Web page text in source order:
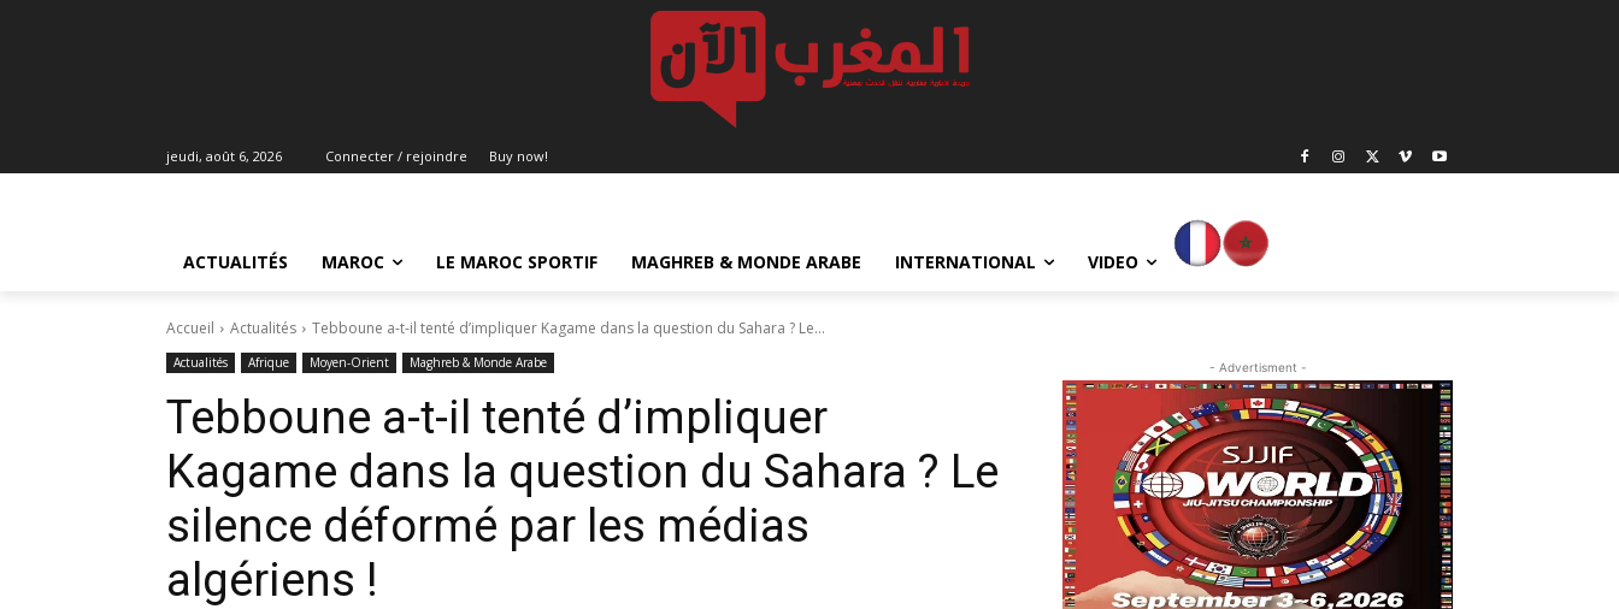
jeudi, août 6, 2026 Connecter / rejoindre Buy now!
ACTUALITÉS MAROC LE MAROC SPORTIF MAGHREB & MONDE ARABE INTERNATIONAL VIDEO
Accueil Actualités Tebboune a-t-il tenté d’impliquer Kagame dans la question du Sahara ? Le...
Actualités Afrique Moyen-Orient Maghreb & Monde Arabe
Tebboune a-t-il tenté d’impliquer
Kagame dans la question du Sahara ? Le
silence déformé par les médias
algériens !
- Advertisment -